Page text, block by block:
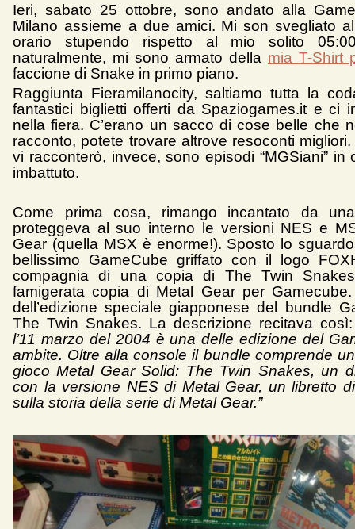
Ieri, sabato 25 ottobre, sono andato alla
Milano assieme a due amici. Mi son svegliato
orario stupendo rispetto al mio solito
naturalmente, mi sono armato della mia T-Shirt
faccione di Snake in primo piano.
Raggiunta Fieramilanocity, saltiamo tutta la
fantastici biglietti offerti da Spaziogames.it e ci
nella fiera. C’erano un sacco di cose belle che
racconto, potete trovare altrove resoconti
vi racconterò, invece, sono episodi “MGSiani” in
imbattuto.
Come prima cosa, rimango incantato da
proteggeva al suo interno le versioni NES e
Gear (quella MSX è enorme!). Sposto lo
bellissimo GameCube griffato con il logo
compagnia di una copia di The Twin
famigerata copia di Metal Gear per
dell’edizione speciale giapponese del bundle
The Twin Snakes. La descrizione recitava così:
l’11 marzo del 2004 è una delle edizione del
ambite. Oltre alla console il bundle comprende
gioco Metal Gear Solid: The Twin Snakes, un
con la versione NES di Metal Gear, un libretto
sulla storia della serie di Metal Gear.”